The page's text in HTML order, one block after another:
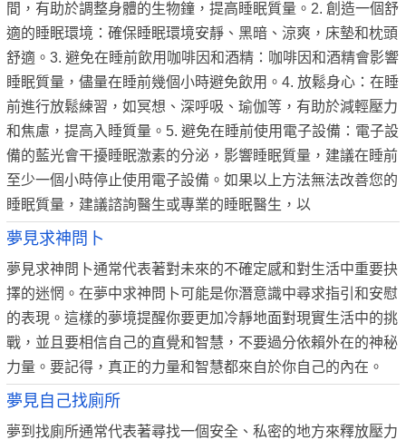
間，有助於調整身體的生物鐘，提高睡眠質量。2. 創造一個舒
適的睡眠環境：確保睡眠環境安靜、黑暗、涼爽，床墊和枕頭
舒適。3. 避免在睡前飲用咖啡因和酒精：咖啡因和酒精會影響
睡眠質量，儘量在睡前幾個小時避免飲用。4. 放鬆身心：在睡
前進行放鬆練習，如冥想、深呼吸、瑜伽等，有助於減輕壓力
和焦慮，提高入睡質量。5. 避免在睡前使用電子設備：電子設
備的藍光會干擾睡眠激素的分泌，影響睡眠質量，建議在睡前
至少一個小時停止使用電子設備。如果以上方法無法改善您的
睡眠質量，建議諮詢醫生或專業的睡眠醫生，以
夢見求神問卜
夢見求神問卜通常代表著對未來的不確定感和對生活中重要抉
擇的迷惘。在夢中求神問卜可能是你潛意識中尋求指引和安慰
的表現。這樣的夢境提醒你要更加冷靜地面對現實生活中的挑
戰，並且要相信自己的直覺和智慧，不要過分依賴外在的神秘
力量。要記得，真正的力量和智慧都來自於你自己的內在。
夢見自己找廁所
夢到找廁所通常代表著尋找一個安全、私密的地方來釋放壓力